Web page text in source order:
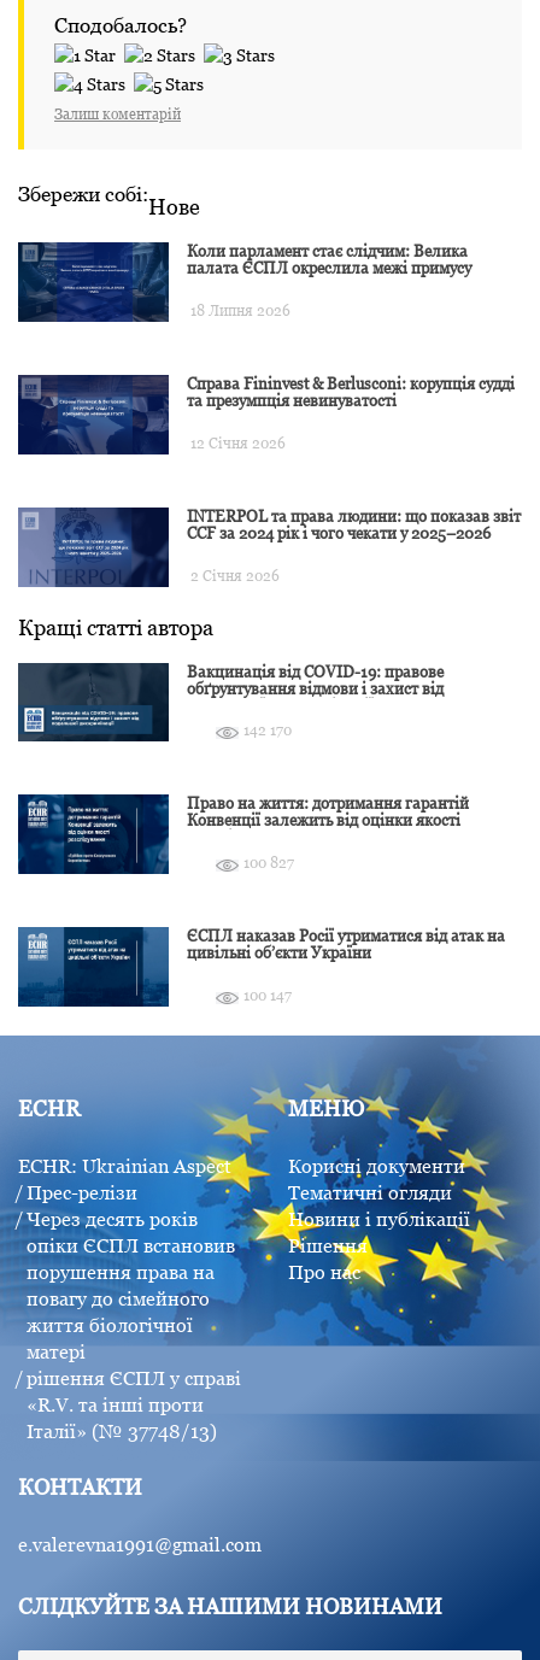
Сподобалось?
Залиш коментарій
Збережи собі:Нове
Коли парламент стає слідчим: Велика
палата ЄСПЛ окреслила межі примусу
18 Липня 2026
Справа Fininvest & Berlusconi: корупція судді
та презумпція невинуватості
12 Січня 2026
INTERPOL та права людини: що показав звіт
CCF за 2024 рік і чого чекати у 2025–2026
2 Січня 2026
Кращі статті автора
Вакцинація від COVID-19: правове
обґрунтування відмови і захист від
142 170
Право на життя: дотримання гарантій
Конвенції залежить від оцінки якості
100 827
ЄСПЛ наказав Росії утриматися від атак на
цивільні об’єкти України
100 147
ECHR
ECHR: Ukrainian Aspect
Прес-релізи
Через десять років
опіки ЄСПЛ встановив
порушення права на
повагу до сімейного
життя біологічної
матері
рішення ЄСПЛ у справі
«R.V. та інші проти
Італії» (№ 37748/13)
МЕНЮ
Корисні документи
Тематичні огляди
Новини і публікації
Рішення
Про нас
КОНТАКТИ
e.valerevna1991@gmail.com
СЛІДКУЙТЕ ЗА НАШИМИ НОВИНАМИ